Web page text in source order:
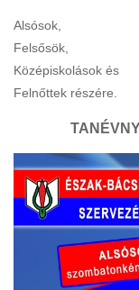
Diákversenyek
Táborok
Egyéb események
Pedagógusbál
Általános
Észak-bácskai
Honismereti
Himnusz –
Alsósok,
Felsősök,
Középiskolások és
Felnőttek részére.